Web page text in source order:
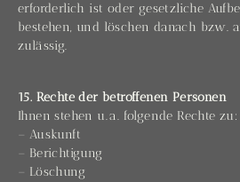
erforderlich ist oder gesetzliche
bestehen, und löschen danach bzw.
zulässig.
15. Rechte der betroffenen Personen
Ihnen stehen u. a. folgende Rechte zu:
– Auskunft
– Berichtigung
– Löschung